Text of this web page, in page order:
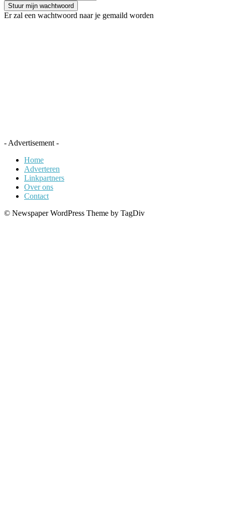
Er zal een wachtwoord naar je gemaild worden
- Advertisement -
Home
Adverteren
Linkpartners
Over ons
Contact
© Newspaper WordPress Theme by TagDiv